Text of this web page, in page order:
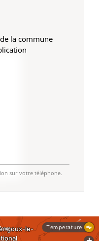
la commune
sur votre téléphone.